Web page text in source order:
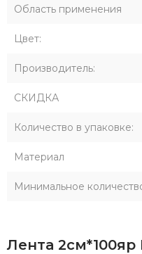
Область применения
Цвет:
Производитель:
СКИДКА
Количество в упаковке:
Материал
Минимальное
Лента